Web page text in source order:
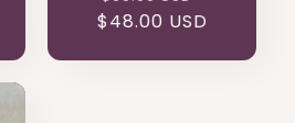
di
scontato
$48.00 USD